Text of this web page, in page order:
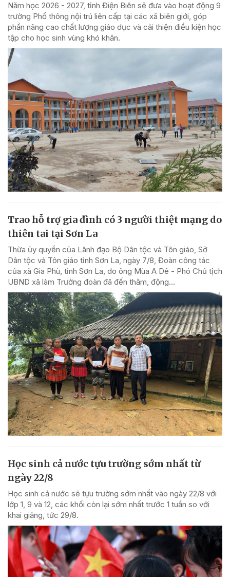
Năm học 2026 - 2027, tỉnh Điện Biên sẽ đưa vào hoạt động 9
trường Phổ thông nội trú liên cấp tại các xã biên giới, góp
phần nâng cao chất lượng giáo dục và cải thiện điều kiện học
tập cho học sinh vùng khó khăn.
Trao hỗ trợ gia đình có 3 người thiệt mạng do
thiên tai tại Sơn La
Thừa ủy quyền của Lãnh đạo Bộ Dân tộc và Tôn giáo, Sở
Dân tộc và Tôn giáo tỉnh Sơn La, ngày 7/8, Đoàn công tác
của xã Gia Phù, tỉnh Sơn La, do ông Mùa A Dê - Phó Chủ tịch
UBND xã làm Trưởng đoàn đã đến thăm, động...
Học sinh cả nước tựu trường sớm nhất từ
ngày 22/8
Học sinh cả nước sẽ tựu trường sớm nhất vào ngày 22/8 với
lớp 1, 9 và 12, các khối còn lại sớm nhất trước 1 tuần so với
khai giảng, tức 29/8.